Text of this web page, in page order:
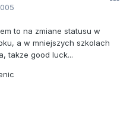
to na zmiane statusu w
a w mniejszych szkolach
takze good luck...